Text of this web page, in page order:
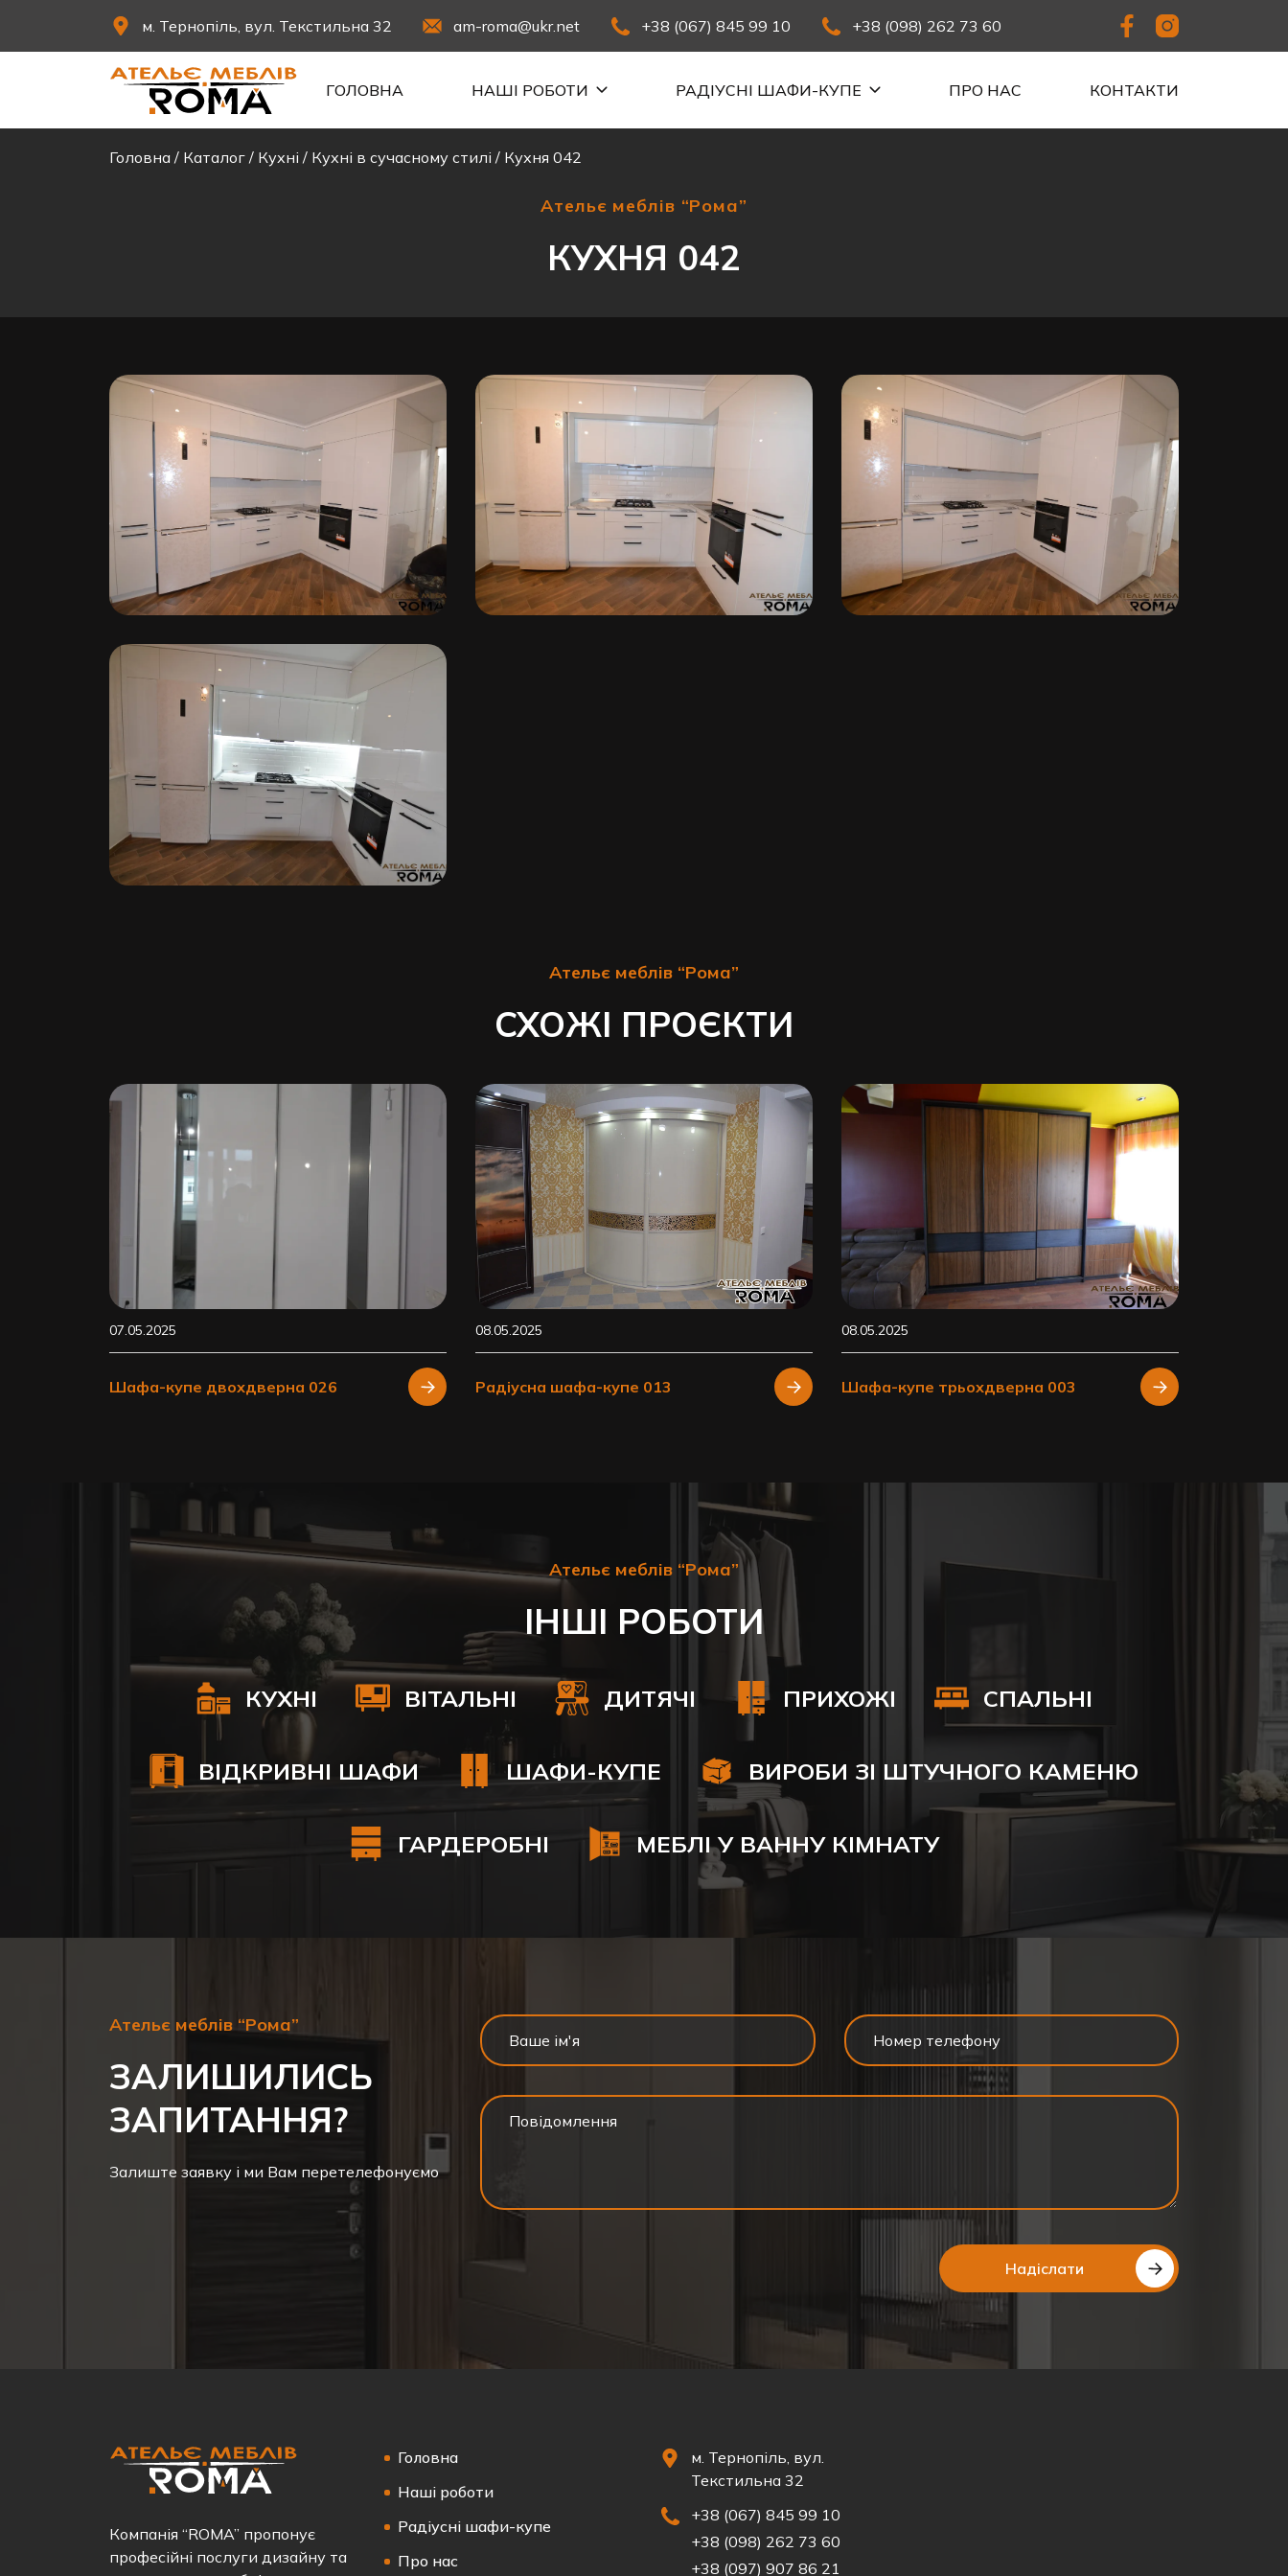
м. Тернопіль, вул. Текстильна 32 am-roma@ukr.net +38 (067) 845 99 10 +38 (098) 262 73 60
ГОЛОВНА НАШІ РОБОТИ РАДІУСНІ ШАФИ-КУПЕ ПРО НАС КОНТАКТИ
Головна / Каталог / Кухні / Кухні в сучасному стилі / Кухня 042
Ательє меблів “Рома”
КУХНЯ 042
Ательє меблів “Рома”
СХОЖІ ПРОЄКТИ
07.05.2025
Шафа-купе двохдверна 026
08.05.2025
Радіусна шафа-купе 013
08.05.2025
Шафа-купе трьохдверна 003
Ательє меблів “Рома”
ІНШІ РОБОТИ
КУХНІ ВІТАЛЬНІ ДИТЯЧІ ПРИХОЖІ СПАЛЬНІ
ВІДКРИВНІ ШАФИ ШАФИ-КУПЕ ВИРОБИ ЗІ ШТУЧНОГО КАМЕНЮ
ГАРДЕРОБНІ МЕБЛІ У ВАННУ КІМНАТУ
Ательє меблів “Рома”
ЗАЛИШИЛИСЬ
ЗАПИТАННЯ?
Залиште заявку і ми Вам перетелефонуємо
Надіслати
Компанія “ROMA” пропонує
професійні послуги дизайну та
Головна
Наші роботи
Радіусні шафи-купе
Про нас
м. Тернопіль, вул.
Текстильна 32
+38 (067) 845 99 10
+38 (098) 262 73 60
+38 (097) 907 86 21